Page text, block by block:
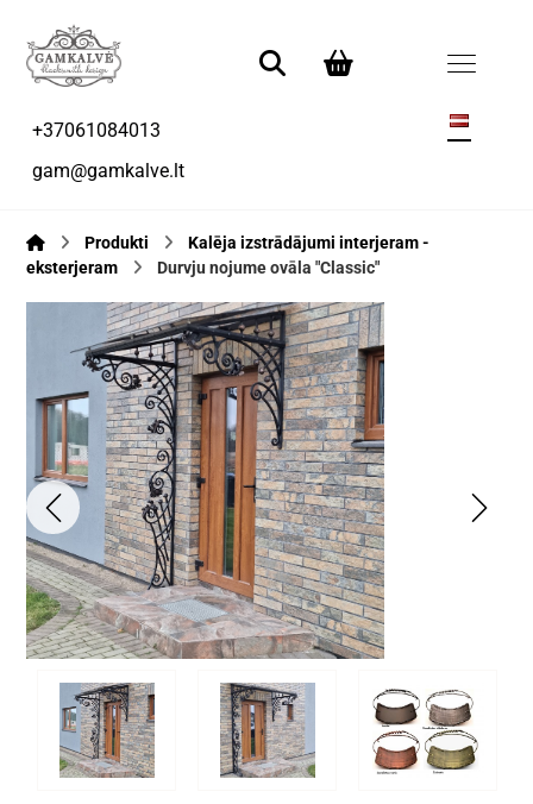
+37061084013
gam@gamkalve.lt
Produkti
Kalēja izstrādājumi interjeram -
eksterjeram
Durvju nojume ovāla "Classic"